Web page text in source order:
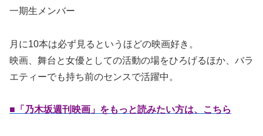
一期生メンバー
月に10本は必ず見るというほどの映画好き。
映画、舞台と女優としての活動の場をひろげるほか、バラ
エティーでも持ち前のセンスで活躍中。
■「乃木坂週刊映画」をもっと読みたい方は、こちら